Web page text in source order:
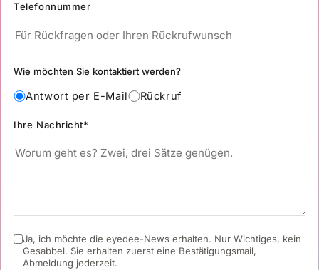
Telefonnummer
Wie möchten Sie kontaktiert werden?
Antwort per E-Mail Rückruf
Ihre Nachricht*
Ja, ich möchte die eyedee-News erhalten. Nur Wichtiges, kein
Gesabbel. Sie erhalten zuerst eine Bestätigungsmail,
Abmeldung jederzeit.